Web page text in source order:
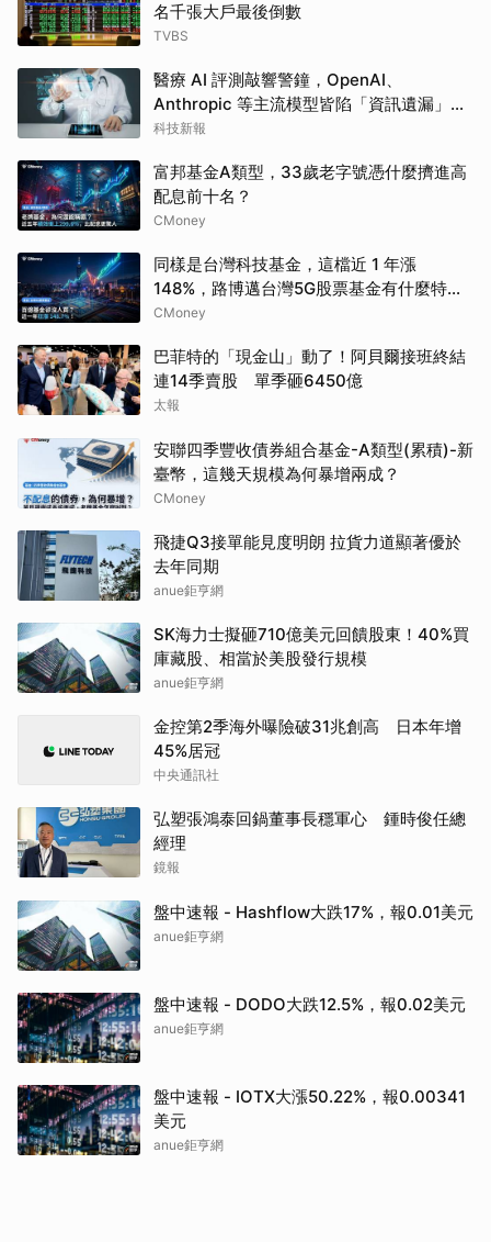
名千張大戶最後倒數
TVBS
醫療 AI 評測敲響警鐘，OpenAI、
Anthropic 等主流模型皆陷「資訊遺漏」盲
點
科技新報
富邦基金A類型，33歲老字號憑什麼擠進高
配息前十名？
CMoney
同樣是台灣科技基金，這檔近 1 年漲
148%，路博邁台灣5G股票基金有什麼特
別？
CMoney
巴菲特的「現金山」動了！阿貝爾接班終結
連14季賣股 單季砸6450億
太報
安聯四季豐收債券組合基金-A類型(累積)-新
臺幣，這幾天規模為何暴增兩成？
CMoney
飛捷Q3接單能見度明朗 拉貨力道顯著優於
去年同期
anue鉅亨網
SK海力士擬砸710億美元回饋股東！40%買
庫藏股、相當於美股發行規模
anue鉅亨網
金控第2季海外曝險破31兆創高 日本年增
45%居冠
中央通訊社
弘塑張鴻泰回鍋董事長穩軍心 鍾時俊任總
經理
鏡報
盤中速報 - Hashflow大跌17%，報0.01美元
anue鉅亨網
盤中速報 - DODO大跌12.5%，報0.02美元
anue鉅亨網
盤中速報 - IOTX大漲50.22%，報0.00341
美元
anue鉅亨網